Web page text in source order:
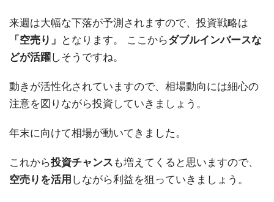
来週は大幅な下落が予測されますので、投資戦略は
「空売り」
となります。 ここからダブルインバースな
どが活躍しそうですね。
動きが活性化されていますので、相場動向には細心の
注意を図りながら投資していきましょう。
年末に向けて相場が動いてきました。
これから投資チャンス も増えてくると思いますので、
空売りを活用 しながら利益を狙っていきましょう。